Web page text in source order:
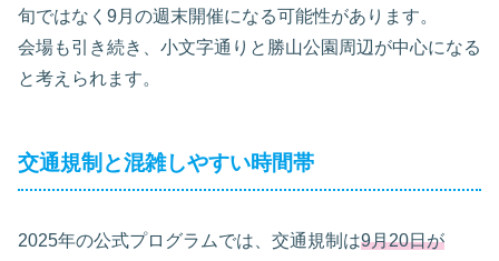
旬ではなく9月の週末開催になる可能性があります。
会場も引き続き、小文字通りと勝山公園周辺が中心になる
と考えられます。
交通規制と混雑しやすい時間帯
2025年の公式プログラムでは、交通規制は9月20日が